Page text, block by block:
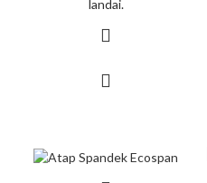
landai.